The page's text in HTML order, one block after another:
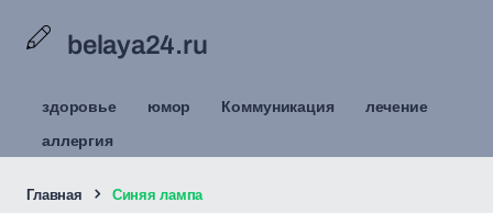
belaya24.ru
здоровье юмор Коммуникация
лечение
аллергия
Главная Синяя лампа